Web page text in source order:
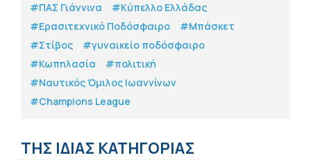
#ΠΑΣ Γιάννινα
#Κύπελλο Ελλάδας
#Eρασιτεχνικό Ποδόσφαιρο
#Μπάσκετ
#Στίβος
#γυναικείο ποδόσφαιρο
#Κωπηλασία
#πολιτική
#Ναυτικός Όμιλος Ιωαννίνων
#Champions League
ΤΗΣ ΙΔΙΑΣ ΚΑΤΗΓΟΡΙΑΣ